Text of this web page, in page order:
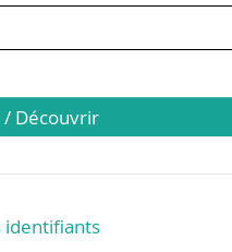
Découvrir
identifiants